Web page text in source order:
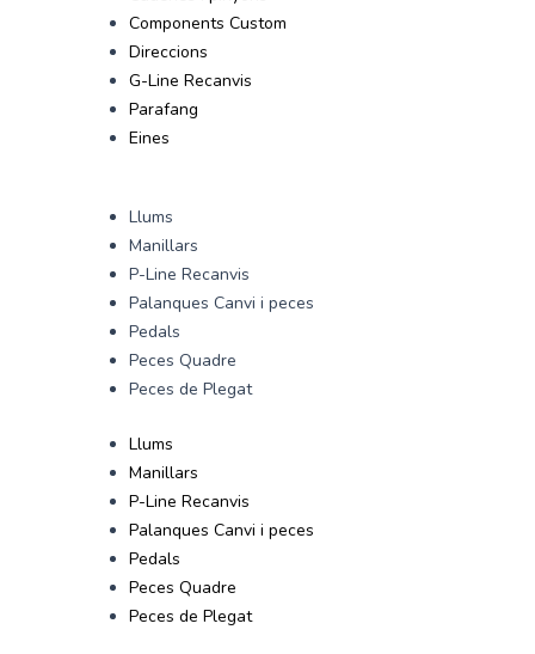
Components Custom
Direccions
G-Line Recanvis
Parafang
Eines
Llums
Manillars
P-Line Recanvis
Palanques Canvi i peces
Pedals
Peces Quadre
Peces de Plegat
Llums
Manillars
P-Line Recanvis
Palanques Canvi i peces
Pedals
Peces Quadre
Peces de Plegat